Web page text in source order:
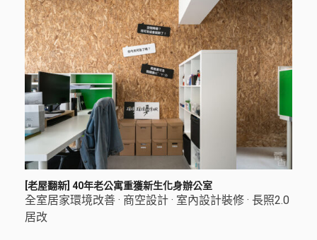
[老屋翻新] 40年老公寓重獲新生化身辦公室
全室居家環境改善· 商空設計· 室內設計裝修· 長照2.0
居改